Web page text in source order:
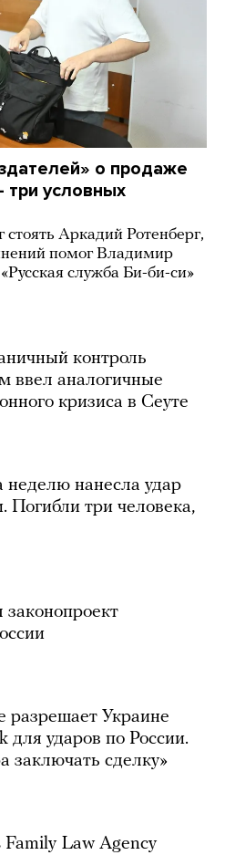
о продаже
три условных
Аркадий Ротенберг,
помог Владимир
служба Би-би-си»
контроль
ввел аналогичные
кризиса в Сеуте
неделю нанесла удар
Погибли три человека,
Украине
для ударов по России.
заключать сделку»
Law Agency